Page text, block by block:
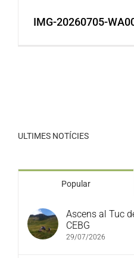
IMG-20260705-
ULTIMES NOTÍCIES
Popular
Ascens al Tuc
CEBG
29/07/2026